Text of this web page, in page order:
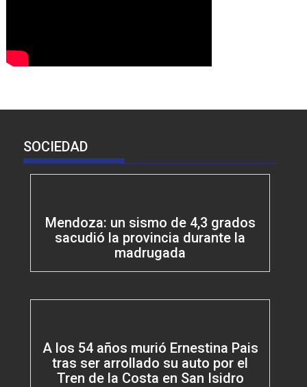
SOCIEDAD
Mendoza: un sismo de 4,3 grados
sacudió la provincia durante la
madrugada
A los 54 años murió Ernestina Pais
tras ser arrollado su auto por el
Tren de la Costa en San Isidro